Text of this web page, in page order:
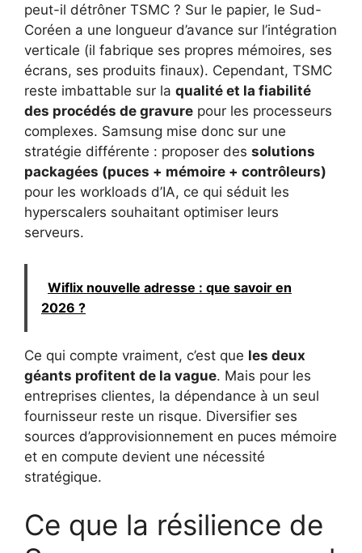
peut-il détrôner TSMC ? Sur le papier, le Sud-
Coréen a une longueur d’avance sur l’intégration
verticale (il fabrique ses propres mémoires, ses
écrans, ses produits finaux). Cependant, TSMC
reste imbattable sur la qualité et la fiabilité
des procédés de gravure pour les processeurs
complexes. Samsung mise donc sur une
stratégie différente : proposer des solutions
packagées (puces + mémoire + contrôleurs)
pour les workloads d’IA, ce qui séduit les
hyperscalers souhaitant optimiser leurs
serveurs.
Wiflix nouvelle adresse : que savoir en
2026 ?
Ce qui compte vraiment, c’est que les deux
géants profitent de la vague. Mais pour les
entreprises clientes, la dépendance à un seul
fournisseur reste un risque. Diversifier ses
sources d’approvisionnement en puces mémoire
et en compute devient une nécessité
stratégique.
Ce que la résilience de